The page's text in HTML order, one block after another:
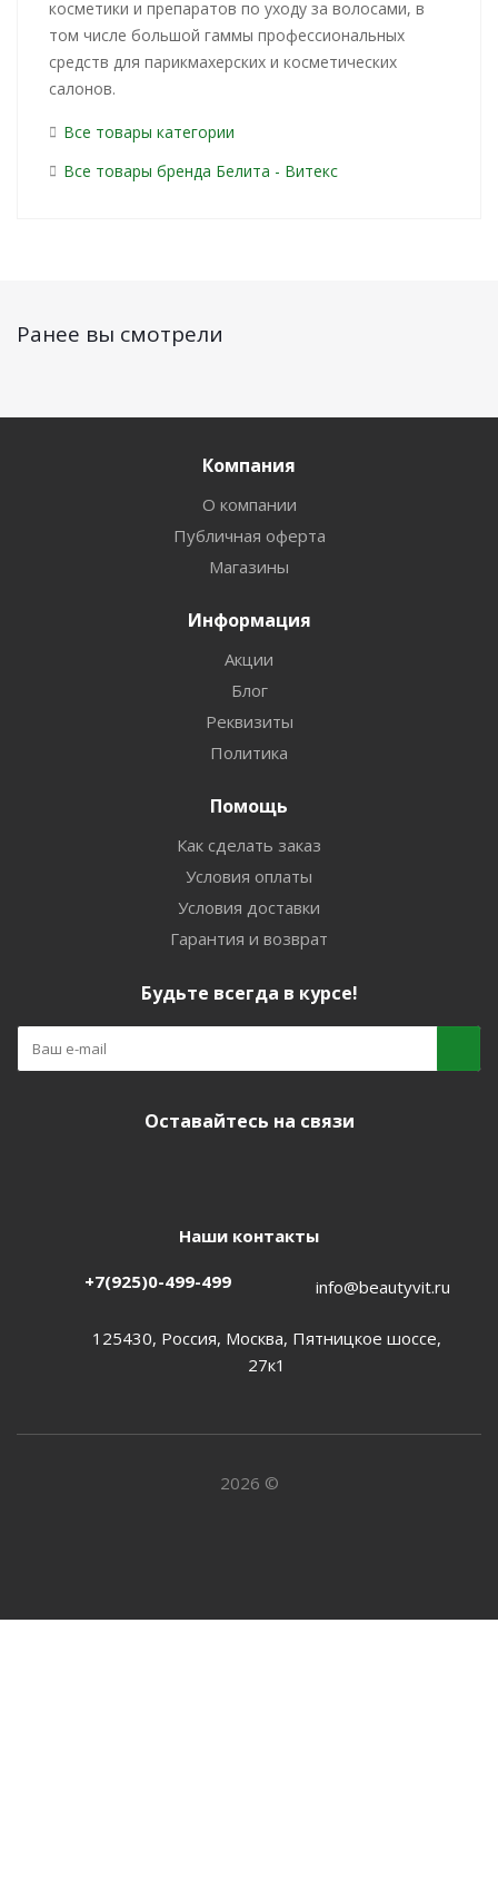
косметики и препаратов по уходу за волосами, в
том числе большой гаммы профессиональных
средств для парикмахерских и косметических
салонов.
Все товары категории
Все товары бренда Белита - Витекс
Ранее вы смотрели
Компания
О компании
Публичная оферта
Магазины
Информация
Акции
Блог
Реквизиты
Политика
Помощь
Как сделать заказ
Условия оплаты
Условия доставки
Гарантия и возврат
Будьте всегда в курсе!
Оставайтесь на связи
Наши контакты
+7(925)0-499-499 info@beautyvit.ru
125430, Россия, Москва, Пятницкое шоссе,
27к1
2026 ©